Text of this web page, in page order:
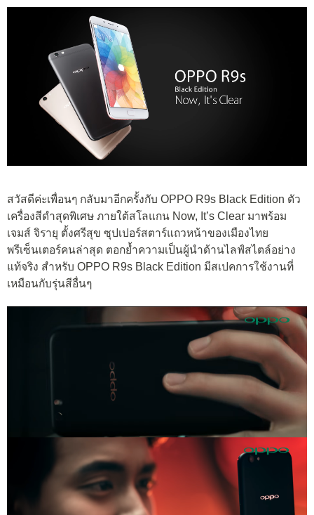
สวัสดีค่ะเพื่อนๆ กลับมาอีกครั้งกับ OPPO R9s Black Edition ตัว
เครื่องสีดำสุดพิเศษ ภายใต้สโลแกน Now, It’s Clear มาพร้อม
เจมส์ จิรายุ ตั้งศรีสุข ซุปเปอร์สตาร์แถวหน้าของเมืองไทย
พรีเซ็นเตอร์คนล่าสุด ตอกย้ำความเป็นผู้นำด้านไลฟ์สไตล์อย่าง
แท้จริง สำหรับ OPPO R9s Black Edition มีสเปคการใช้งานที่
เหมือนกับรุ่นสีอื่นๆ